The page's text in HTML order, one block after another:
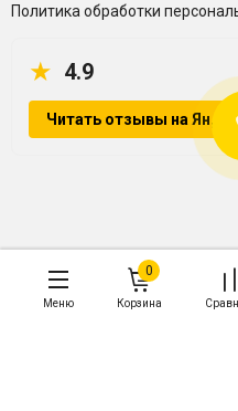
Политика обработки
★ 4.9
Читать отзывы на
+7 987 088 20 54
Меню
0
Корзина